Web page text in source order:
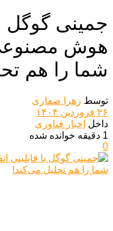
جمینی گوگل
هوش
شما را هم
توسط زهرا صفاری
۲۶ فروردین ۱۴۰۴
داخل اخبار فناوری
1 دقیقه خوانده شده
0